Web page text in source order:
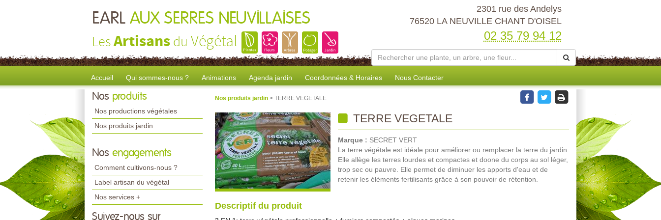
EARL AUX SERRES NEUVILLAISES
LesArtisans du Végétal
2301 rue des Andelys
76520 LA NEUVILLE CHANT D'OISEL
02 35 79 94 12
Accueil Qui sommes-nous ? Animations Agenda jardin Coordonnées & Horaires Nous Contacter
Nos produits
Nos productions végétales
Nos produits jardin
Nos engagements
Comment cultivons-nous ?
Label artisan du végétal
Nos services +
Suivez-nous sur
Nos produits jardin > TERRE VEGETALE
TERRE VEGETALE
Marque : SECRET VERT
La terre végétale est idéale pour améliorer ou remplacer la terre du jardin.
Elle allège les terres lourdes et compactes et doone du corps au sol léger,
trop sec ou pauvre. Elle permet de diminuer les apports d'eau et de
retenir les éléments fertilisants grâce à son pouvoir de rétention.
Descriptif du produit